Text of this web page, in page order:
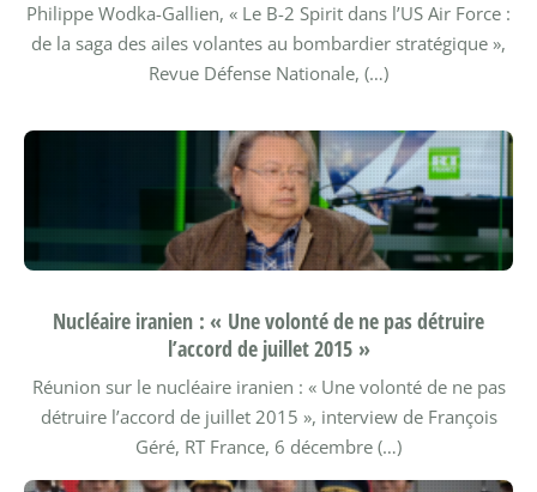
Philippe Wodka-Gallien, « Le B-2 Spirit dans l’US Air Force :
de la saga des ailes volantes au bombardier stratégique »,
Revue Défense Nationale, (…)
Nucléaire iranien : « Une volonté de ne pas détruire
l’accord de juillet 2015 »
Réunion sur le nucléaire iranien : « Une volonté de ne pas
détruire l’accord de juillet 2015 », interview de François
Géré, RT France, 6 décembre (…)